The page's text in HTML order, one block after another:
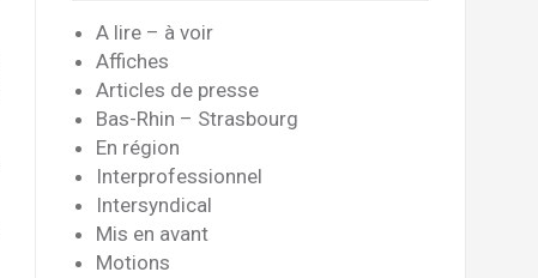
A lire – à voir
Affiches
Articles de presse
Bas-Rhin – Strasbourg
En région
Interprofessionnel
Intersyndical
Mis en avant
Motions